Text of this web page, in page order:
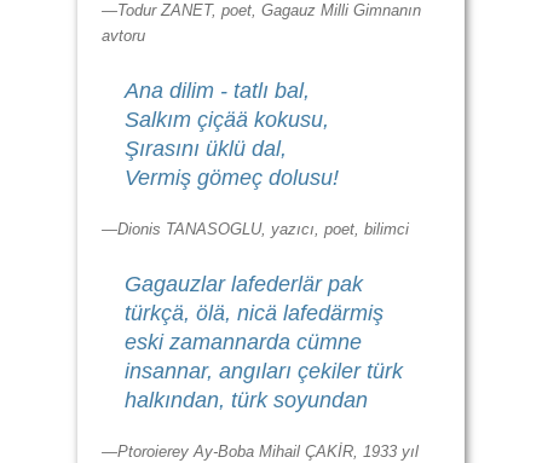
—Todur ZANET, poet, Gagauz Milli Gimnanın
avtoru
Ana dilim - tatlı bal,
Salkım çiçää kokusu,
Şırasını üklü dal,
Vermiş gömeç dolusu!
—Dionis TANASOGLU, yazıcı, poet, bilimci
Gagauzlar lafederlär pak
türkçä, ölä, nicä lafedärmiş
eski zamannarda cümne
insannar, angıları çekiler türk
halkından, türk soyundan
—Ptoroierey Ay-Boba Mihail ÇAKİR, 1933 yıl